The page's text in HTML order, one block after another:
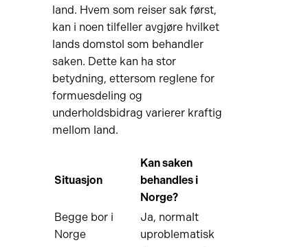
land. Hvem som reiser sak først,
kan i noen tilfeller avgjøre hvilket
lands domstol som behandler
saken. Dette kan ha stor
betydning, ettersom reglene for
formuesdeling og
underholdsbidrag varierer kraftig
mellom land.
Situasjon
Kan saken
behandles i
Norge?
Begge bor i
Norge
Ja, normalt
uproblematisk